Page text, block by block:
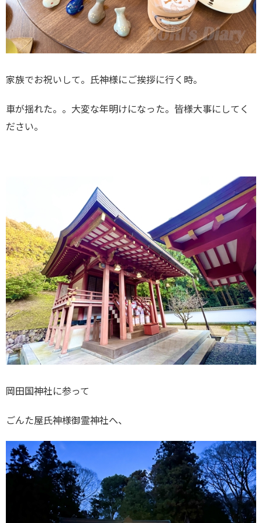
家族でお祝いして。氏神様にご挨拶に行く時。
車が揺れた。。大変な年明けになった。皆様大事にしてく
ださい。
岡田国神社に参って
ごんた屋氏神様御霊神社へ、